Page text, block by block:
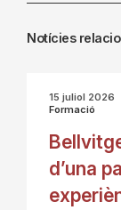
Notícies
15 juliol 2026
Formació
d’una